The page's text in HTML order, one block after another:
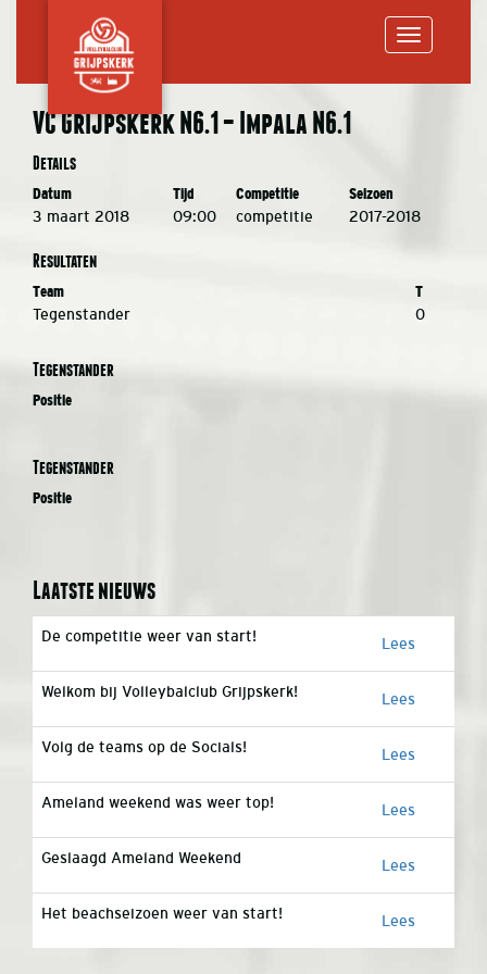
VC Grijpskerk N6.1 – Impala N6.1
Details
Datum Tijd Competitie Seizoen
3 maart 2018 09:00 competitie 2017-2018
Resultaten
Team T
Tegenstander 0
Tegenstander
Positie
Tegenstander
Positie
Laatste nieuws
De competitie weer van start! Lees
Welkom bij Volleybalclub Grijpskerk! Lees
Volg de teams op de Socials! Lees
Ameland weekend was weer top! Lees
Geslaagd Ameland Weekend Lees
Het beachseizoen weer van start! Lees